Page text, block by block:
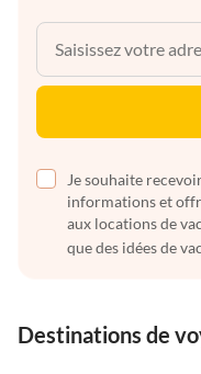
Je souhaite
informations et
aux locations de
que des idées de
Destinations de